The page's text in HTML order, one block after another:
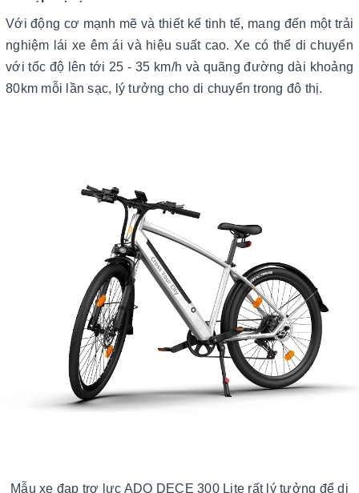
Với động cơ mạnh mẽ và thiết kế tinh tế, mang đến một trải
nghiệm lái xe êm ái và hiệu suất cao. Xe có thể di chuyển
với tốc độ lên tới 25 - 35 km/h và quãng đường dài khoảng
80km mỗi lần sạc, lý tưởng cho di chuyển trong đô thị.
Mẫu xe đạp trợ lực ADO DECE 300 Lite rất lý tưởng để di